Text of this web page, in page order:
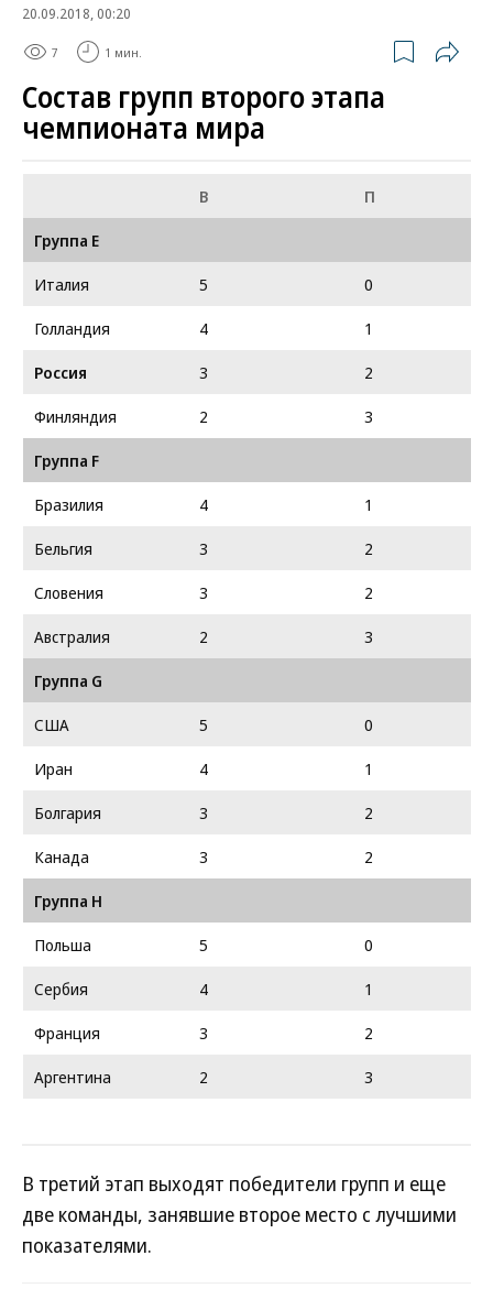
20.09.2018, 00:20
7 1 мин.
Состав групп второго этапа
чемпионата мира
В
П
Группа E
Италия
5
0
Голландия
4
1
Россия
3
2
Финляндия
2
3
Группа F
Бразилия
4
1
Бельгия
3
2
Словения
3
2
Австралия
2
3
Группа G
США
5
0
Иран
4
1
Болгария
3
2
Канада
3
2
Группа H
Польша
5
0
Сербия
4
1
Франция
3
2
Аргентина
2 3
В третий этап выходят победители групп и еще
две команды, занявшие второе место с лучшими
показателями.